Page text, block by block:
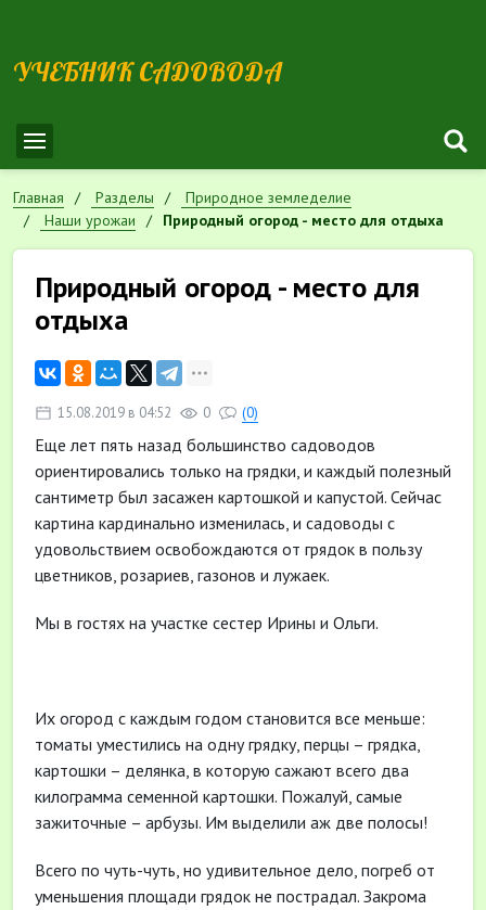
УЧЕБНИК САДОВОДА
Главная Разделы
Природное земледелие
Наши урожаи
Природный огород - место для отдыха
Природный огород - место для
отдыха
15.08.2019 в 04:52 0 (0)
Еще лет пять назад большинство садоводов
ориентировались только на грядки, и каждый полезный
сантиметр был засажен картошкой и капустой. Сейчас
картина кардинально изменилась, и садоводы с
удовольствием освобождаются от грядок в пользу
цветников, розариев, газонов и лужаек.
Мы в гостях на участке сестер Ирины и Ольги.
Их огород с каждым годом становится все меньше:
томаты уместились на одну грядку, перцы – грядка,
картошки – делянка, в которую сажают всего два
килограмма семенной картошки. Пожалуй, самые
зажиточные – арбузы. Им выделили аж две полосы!
Всего по чуть-чуть, но удивительное дело, погреб от
уменьшения площади грядок не пострадал. Закрома